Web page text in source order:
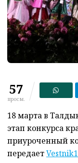
57
просм.
18 марта в
этап конкурса
приуроченный
передает